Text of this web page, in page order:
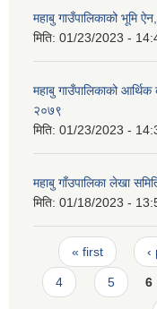
महाबु गाउँपालिकाको भूमि
मिति: 01/23/2023 -
महाबु गाउँपालिकाको आर्थिक
२०७९
मिति: 01/23/2023 -
महाबु गाँउपालिका लेखा
मिति: 01/18/2023 -
Pages
« first ‹
4 5 6